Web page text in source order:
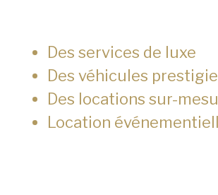
Des services de luxe
Des véhicules
Des locations sur-
Location